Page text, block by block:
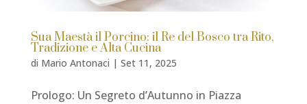
Sua Maestà il Porcino: il Re del Bosco tra Rito,
Tradizione e Alta Cucina
di Mario Antonaci | Set 11, 2025
Prologo: Un Segreto d’Autunno in Piazza